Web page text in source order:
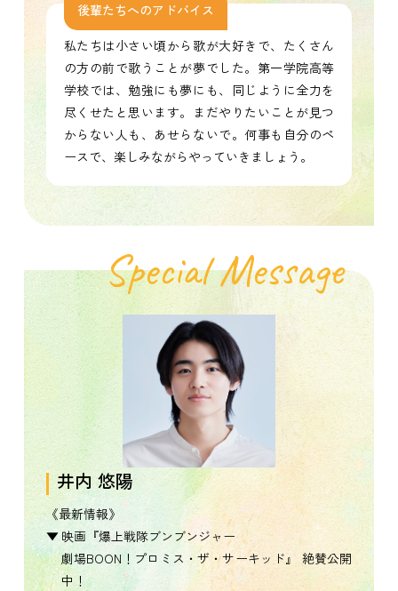
後輩たちへのアドバイス
私たちは小さい頃から歌が大好きで、たくさん
の方の前で歌うことが夢でした。 第一学院高等
学校では、勉強にも夢にも、同じように全力を
尽くせたと思います。
まだやりたいことが見つ
からない人も、あせらないで。何事も自分のペ
ースで、楽しみながらやっていきましょう。
Special Message
井内 悠陽
《最新情報》
映画『爆上戦隊ブンブンジャー
劇場BOON！プロミス・ザ・サーキッド』 絶賛公開
中！